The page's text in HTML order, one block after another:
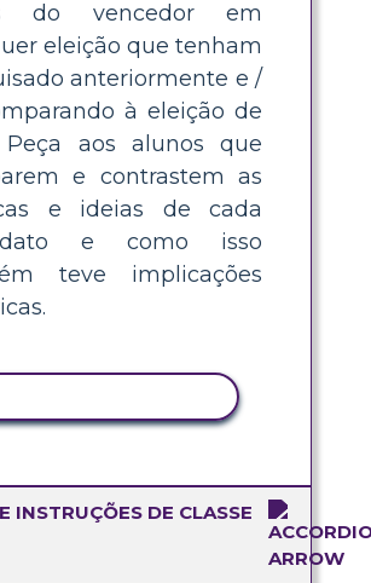
do vencedor em
eleição que tenham
anteriormente e /
à eleição de
Peça aos alunos que
e contrastem as
e ideias de cada
e como isso
teve implicações
INSTRUÇÕES DE CLASSE